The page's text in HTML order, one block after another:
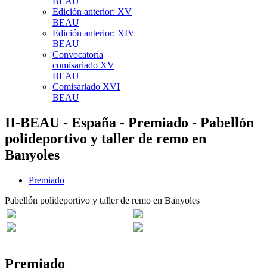
Edición anterior: XV
BEAU
Edición anterior: XIV
BEAU
Convocatoria
comisariado XV
BEAU
Comisariado XVI
BEAU
II-BEAU - España - Premiado - Pabellón
polideportivo y taller de remo en
Banyoles
Premiado
Pabellón polideportivo y taller de remo en Banyoles
Premiado